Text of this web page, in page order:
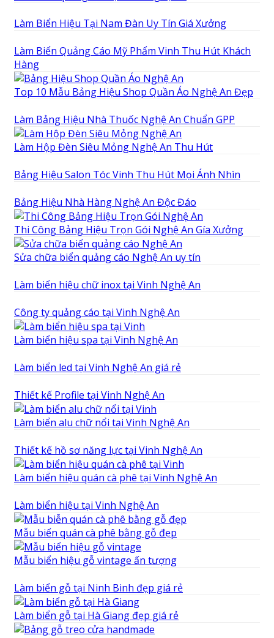
Làm Biển Hiệu Tại Nam Đàn Uy Tín Giá Xưởng
Làm Biển Quảng Cáo Mỹ Phẩm Vinh Thu Hút Khách
Hàng
Top 10 Mẫu Bảng Hiệu Shop Quần Áo Nghệ An Đẹp
Làm Bảng Hiệu Nhà Thuốc Nghệ An Chuẩn GPP
Làm Hộp Đèn Siêu Mỏng Nghệ An Thu Hút
Bảng Hiệu Salon Tóc Vinh Thu Hút Mọi Ánh Nhìn
Bảng Hiệu Nhà Hàng Nghệ An Độc Đáo
Thi Công Bảng Hiệu Trọn Gói Nghệ An Gía Xưởng
Sửa chữa biển quảng cáo Nghệ An uy tín
Làm biển hiệu chữ inox tại Vinh Nghệ An
Công ty quảng cáo tại Vinh Nghệ An
Làm biển hiệu spa tại Vinh Nghệ An
Làm biển led tại Vinh Nghệ An giá rẻ
Thiết kế Profile tại Vinh Nghệ An
Làm biển alu chữ nổi tại Vinh Nghệ An
Thiết kế hồ sơ năng lực tại Vinh Nghệ An
Làm biển hiệu quán cà phê tại Vinh Nghệ An
Làm biển hiệu tại Vinh Nghệ An
Mẫu biển quán cà phê bằng gỗ đẹp
Mẫu biển hiệu gỗ vintage ấn tượng
Làm biển gỗ tại Ninh Binh đẹp giá rẻ
Làm biển gỗ tại Hà Giang đẹp giá rẻ